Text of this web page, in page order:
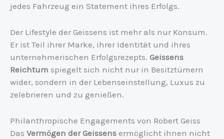
jedes Fahrzeug ein Statement ihres Erfolgs.
Der Lifestyle der Geissens ist mehr als nur Konsum.
Er ist Teil ihrer Marke, ihrer Identität und ihres
unternehmerischen Erfolgsrezepts. Geissens
Reichtum spiegelt sich nicht nur in Besitztümern
wider, sondern in der Lebenseinstellung, Luxus zu
zelebrieren und zu genießen.
Philanthropische Engagements von Robert Geiss
Das Vermögen der Geissens ermöglicht ihnen nicht